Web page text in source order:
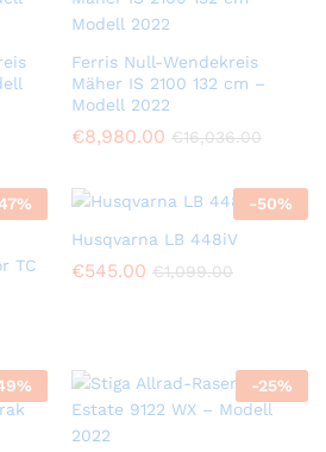
Ferris Null-Wendekreis
Mäher IS 2100 132 cm –
Modell 2022
€8,980.00 €16,036.00
%
TC
-50%
Husqvarna LB 448iV
€545.00 €1,099.00
% -25%